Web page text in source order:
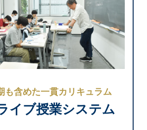
も含めた一貫カリキュラム
イブ授業システム